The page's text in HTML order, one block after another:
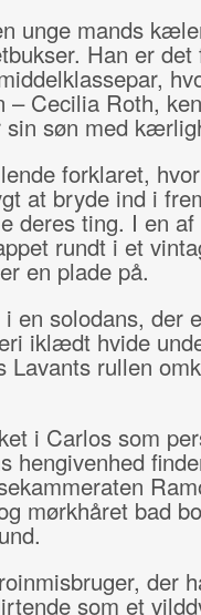
unge mands
Han er det
Cecilia Roth,
sin søn med
forklaret,
at bryde ind i
deres ting. I en af
rundt i et
en plade på.
en solodans, der
iklædt hvide
Lavants rullen
i Carlos som
hengivenhed
mørkhåret bad
der
som et